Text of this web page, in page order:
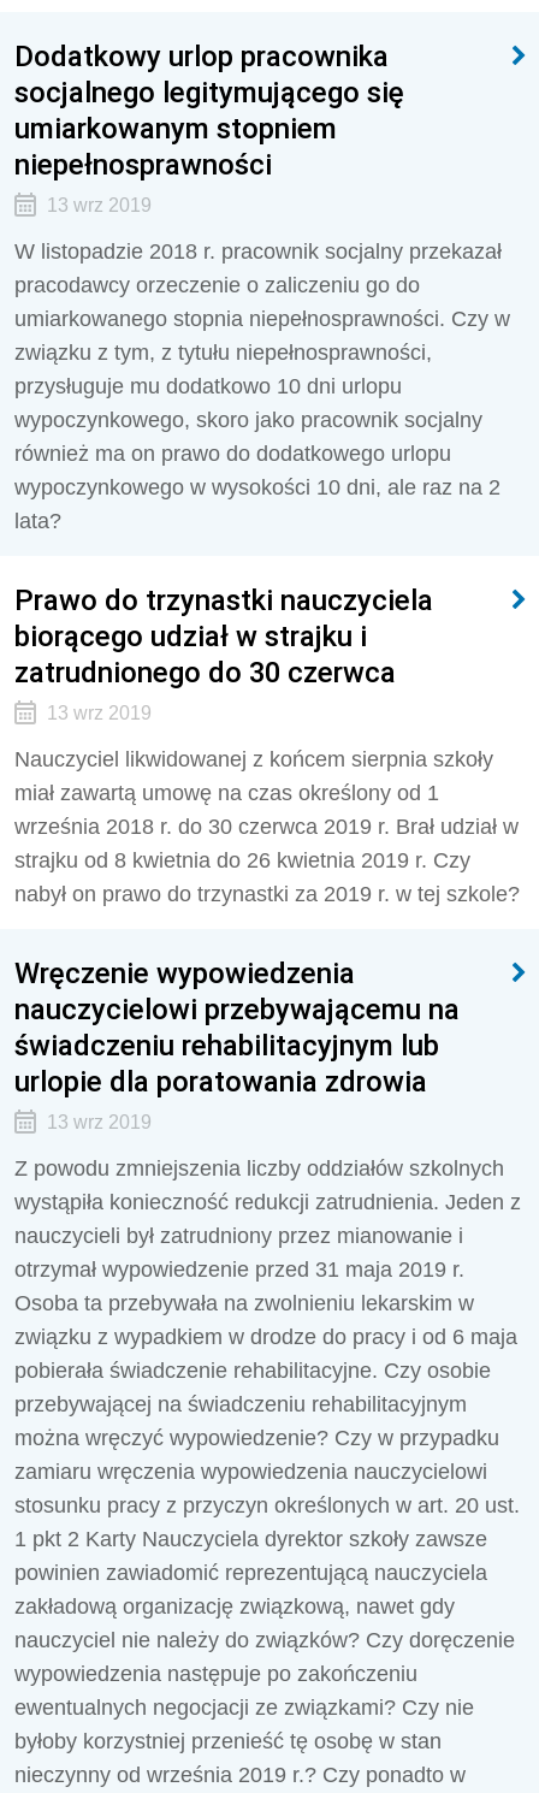
Dodatkowy urlop pracownika
socjalnego legitymującego się
umiarkowanym stopniem
niepełnosprawności
13 wrz 2019
W listopadzie 2018 r. pracownik socjalny przekazał
pracodawcy orzeczenie o zaliczeniu go do
umiarkowanego stopnia niepełnosprawności. Czy w
związku z tym, z tytułu niepełnosprawności,
przysługuje mu dodatkowo 10 dni urlopu
wypoczynkowego, skoro jako pracownik socjalny
również ma on prawo do dodatkowego urlopu
wypoczynkowego w wysokości 10 dni, ale raz na 2
lata?
Prawo do trzynastki nauczyciela
biorącego udział w strajku i
zatrudnionego do 30 czerwca
13 wrz 2019
Nauczyciel likwidowanej z końcem sierpnia szkoły
miał zawartą umowę na czas określony od 1
września 2018 r. do 30 czerwca 2019 r. Brał udział w
strajku od 8 kwietnia do 26 kwietnia 2019 r. Czy
nabył on prawo do trzynastki za 2019 r. w tej szkole?
Wręczenie wypowiedzenia
nauczycielowi przebywającemu na
świadczeniu rehabilitacyjnym lub
urlopie dla poratowania zdrowia
13 wrz 2019
Z powodu zmniejszenia liczby oddziałów szkolnych
wystąpiła konieczność redukcji zatrudnienia. Jeden z
nauczycieli był zatrudniony przez mianowanie i
otrzymał wypowiedzenie przed 31 maja 2019 r.
Osoba ta przebywała na zwolnieniu lekarskim w
związku z wypadkiem w drodze do pracy i od 6 maja
pobierała świadczenie rehabilitacyjne. Czy osobie
przebywającej na świadczeniu rehabilitacyjnym
można wręczyć wypowiedzenie? Czy w przypadku
zamiaru wręczenia wypowiedzenia nauczycielowi
stosunku pracy z przyczyn określonych w art. 20 ust.
1 pkt 2 Karty Nauczyciela dyrektor szkoły zawsze
powinien zawiadomić reprezentującą nauczyciela
zakładową organizację związkową, nawet gdy
nauczyciel nie należy do związków? Czy doręczenie
wypowiedzenia następuje po zakończeniu
ewentualnych negocjacji ze związkami? Czy nie
byłoby korzystniej przenieść tę osobę w stan
nieczynny od września 2019 r.? Czy ponadto w